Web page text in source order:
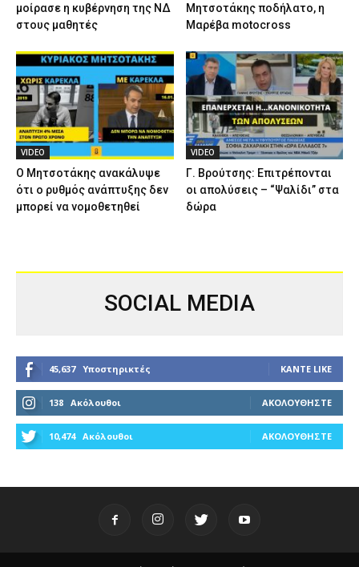
μοίρασε η κυβέρνηση της ΝΔ
στους μαθητές
Μητσοτάκης ποδήλατο, η
Μαρέβα motocross
VIDEO
Ο Μητσοτάκης ανακάλυψε
ότι ο ρυθμός ανάπτυξης δεν
μπορεί να νομοθετηθεί
VIDEO
Γ. Βρούτσης: Επιτρέπονται
οι απολύσεις – “Ψαλίδι” στα
δώρα
SOCIAL MEDIA
45,637 Υποστηρικτές ΚΆΝΤΕ LIKE
138 Ακόλουθοι ΑΚΟΛΟΥΘΉΣΤΕ
10,474 Ακόλουθοι ΑΚΟΛΟΥΘΉΣΤΕ